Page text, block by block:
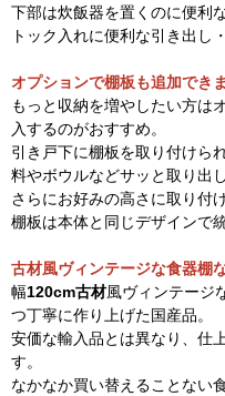
下部は炊飯器を置くのに便利
トック入れに便利な引き出し
オプションで棚板も追加でき
もっと収納を増やしたい方は
入するのがおすすめ。
引き戸下に棚板を取り付けら
料やボウルなどサッと取り出
さらにお好みの高さに取り付
棚板は本体と同じデザインで
古材風ヴィンテージな食器棚
幅120cm古材風ヴィンテージ
つ丁寧に作り上げた国産品。
安価な輸入品とは異なり、仕
す。
なかなか買い替えることない